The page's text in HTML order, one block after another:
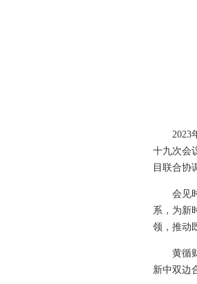
2023
十九次会
目联合协
会见
系，为新
领，推动
黄循
新中双边